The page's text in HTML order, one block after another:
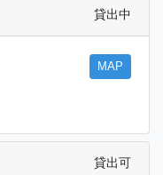
貸出中
MAP
貸出可